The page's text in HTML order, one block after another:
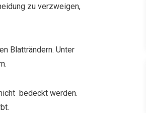
zu verzweigen,
Blatträndern. Unter
bedeckt werden.